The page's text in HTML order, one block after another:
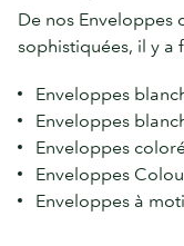
De nos Enveloppes
sophistiquées, il y a
Enveloppes
Enveloppes
Enveloppes
Enveloppes
Enveloppes à